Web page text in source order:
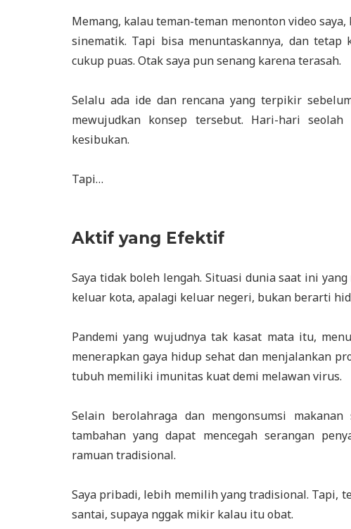
Memang, kalau teman-teman menonton video
sinematik. Tapi bisa menuntaskannya, dan
cukup puas. Otak saya pun senang karena terasah.
Selalu ada ide dan rencana yang terpikir
mewujudkan konsep tersebut. Hari-hari
kesibukan.
Tapi…
Aktif yang Efektif
Saya tidak boleh lengah. Situasi dunia saat ini
keluar kota, apalagi keluar negeri, bukan berarti
Pandemi yang wujudnya tak kasat mata itu,
menerapkan gaya hidup sehat dan menjalankan
tubuh memiliki imunitas kuat demi melawan virus.
Selain berolahraga dan mengonsumsi
tambahan yang dapat mencegah serangan
ramuan tradisional.
Saya pribadi, lebih memilih yang tradisional. Tapi,
santai, supaya nggak mikir kalau itu obat.